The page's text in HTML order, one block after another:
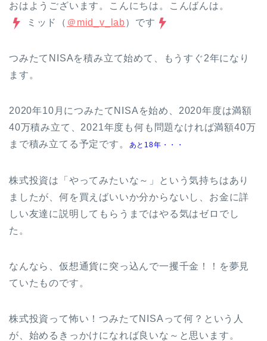
おはようございます。こんにちは。こんばんは。
ミッド（ ＠mid_v_lab）です
つみたてNISAを積み立て始めて、もうすぐ2年になり
ます。
2020年10月につみたてNISAを始め、2020年度は満額
40万積み立て、2021年度も何も問題なければ満額40万
まで積み立てる予定です。
あと18年・・・
株式投資は「やってみたいな～」という気持ちはあり
ましたが、何を買えばいいか分からないし、お金に詳
しい友達に説明してもらうまではやる気はゼロでし
た。
なんなら、仮想通貨に突っ込んで一攫千金！！を夢見
ていたものです。
株式投資って怖い！つみたてNISAって何？という人
が、始めるきっかけになれば良いな～と思います。